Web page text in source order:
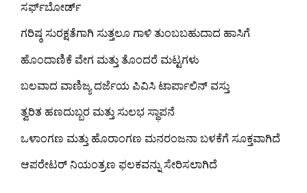
ಸರ್ಫ್‌ಬೋರ್ಡ್
ಗರಿಷ್ಠ ಸುರಕ್ಷತೆಗಾಗಿ ಸುತ್ತಲೂ ಗಾಳಿ ತುಂಬಬಹುದಾದ ಹಾಸಿಗೆ
ಹೊಂದಾಣಿಕೆ ವೇಗ ಮತ್ತು ತೊಂದರೆ ಮಟ್ಟಗಳು
ಬಲವಾದ ವಾಣಿಜ್ಯ ದರ್ಜೆಯ ಪಿವಿಸಿ ಟಾರ್ಪಾಲಿನ್ ವಸ್ತು
ತ್ವರಿತ ಹಣದುಬ್ಬರ ಮತ್ತು ಸುಲಭ ಸ್ಥಾಪನೆ
ಒಳಾಂಗಣ ಮತ್ತು ಹೊರಾಂಗಣ ಮನರಂಜನಾ ಬಳಕೆಗೆ ಸೂಕ್ತವಾಗಿದೆ
ಆಪರೇಟರ್ ನಿಯಂತ್ರಣ ಫಲಕವನ್ನು ಸೇರಿಸಲಾಗಿದೆ